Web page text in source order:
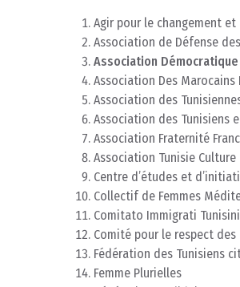
Agir pour le changement et
Association de Défense
Association Démocratique
Association Des Marocains
Association des
Association des Tunisiens
Association Fraternité
Association Tunisie
Centre d’études et
Collectif de Femmes
Comitato Immigrati
Comité pour le respect des
Fédération des Tunisiens
Femme Plurielles